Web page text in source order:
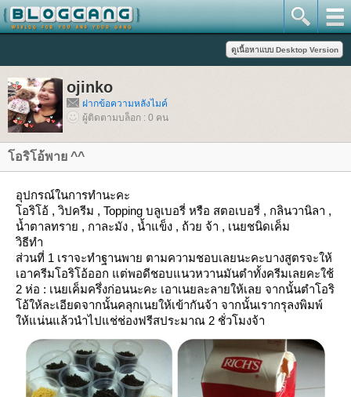
ojinko
ฝากข้อความหลังไมค์
ผู้ติดตามบล็อก : 0 คน
อริโอ้พาย ^^
อุปกรณ์ในการทำนะคะ
อริโอ้ , วิปครีม , Topping บลูเบอรี่ หรือ สตอเบอรี่ , กลินวานิลา ,
น้ำตาลทราย , กาละมัง , น้ำแข็ง , ถ้วย จ้า , เนยชนิดเค็ม
วิธีทำ
ส่วนที่ 1 เราจะทำฐานพาย ตามความชอบเลยนะคะบางสูตรจะให้
เอาครีมโอริโอ้ออก แต่พอดีชอบแนวหวานมันตำทั้งครีมเลยคะใช้
2 ห่อ : เนยเค็มครึ่งก่อนนะคะ เอาเนยละลายให้เลย จากนั้นตำโอริ
อ้ให้ละเอียดจากนั้นคลุกเนยให้เข้ากันจ้า จากนั้นเรากรุลงพิมพ์
ห้แน่นแล้วนำไปแช่ช่องฟรีสประมาณ 2 ชั่วโมงจ้า